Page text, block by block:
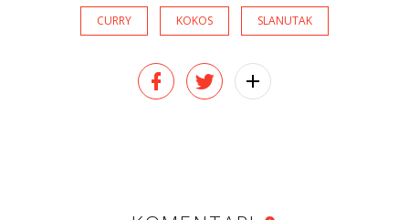
CURRY KOKOS SLANUTAK